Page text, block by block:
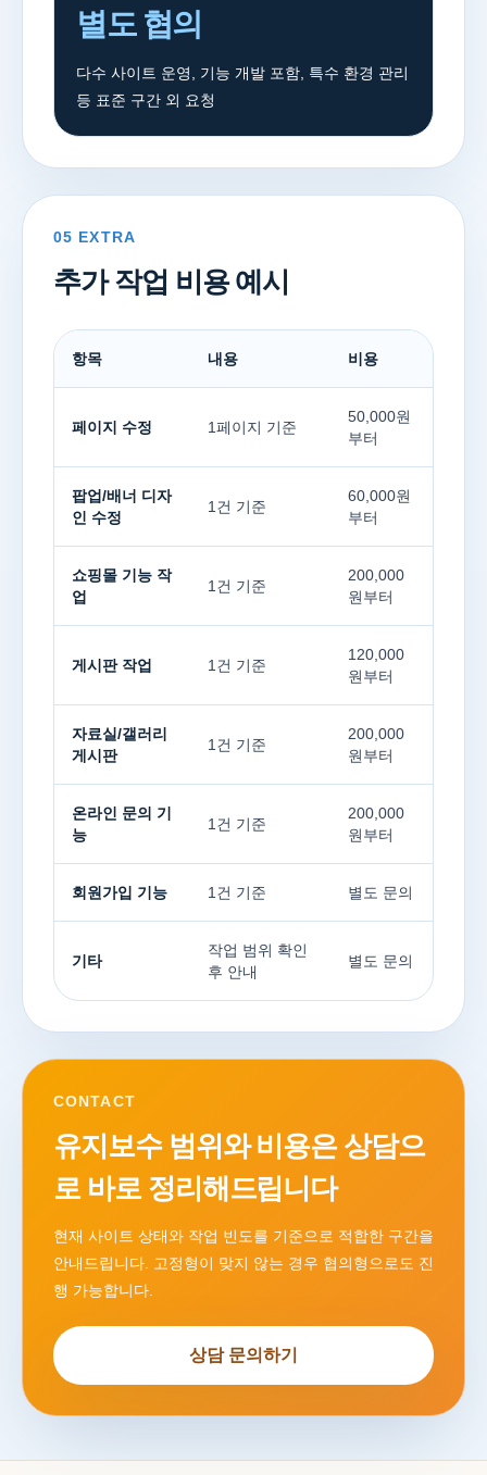
별도 협의
다수 사이트 운영, 기능 개발 포함, 특수 환경 관리
등 표준 구간 외 요청
05 EXTRA
추가 작업 비용 예시
항목 내용 비용
페이지 수정 1페이지 기준
50,000원
부터
팝업/배너 디자
인 수정
1건 기준
60,000원
부터
쇼핑몰 기능 작
업
1건 기준
200,000
원부터
게시판 작업 1건 기준
120,000
원부터
자료실/갤러리
게시판
1건 기준
200,000
원부터
온라인 문의 기
능
1건 기준
200,000
원부터
회원가입 기능 1건 기준 별도 문의
기타
작업 범위 확인
후 안내
별도 문의
CONTACT
유지보수 범위와 비용은 상담으
로 바로 정리해드립니다
현재 사이트 상태와 작업 빈도를 기준으로 적합한 구간을
안내드립니다. 고정형이 맞지 않는 경우 협의형으로도 진
행 가능합니다.
상담 문의하기